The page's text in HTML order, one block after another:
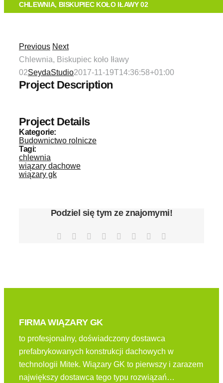
OFERTA
KONTAKT
CHLEWNIA, BISKUPIEC KOŁO IŁAWY 02
Previous Next
Chlewnia, Biskupiec koło Iławy
02SeydaStudio2017-11-19T14:36:58+01:00
Project Description
Project Details
Kategorie:
Budownictwo rolnicze
Tagi:
chlewnia
wiązary dachowe
wiązary gk
Podziel się tym ze znajomymi!
Facebook Reddit LinkedIn
TumblrPinterest
FIRMA WIĄZARY GK
to profesjonalny, doświadczony dostawca
prefabrykowanych konstrukcji dachowych w
technologii Mitek. Wiązary GK to pierwszy i zarazem
największy dostawca tego typu rozwiązań…